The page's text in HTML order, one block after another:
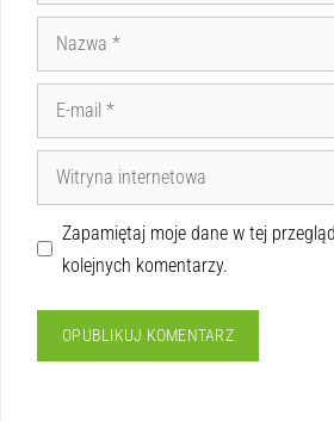
Zapamiętaj moje dane w tej
kolejnych komentarzy.